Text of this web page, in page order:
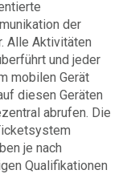
der
Alle Aktivitäten
und jeder
mobilen Gerät
diesen Geräten
abrufen. Die
je nach
Qualifikationen